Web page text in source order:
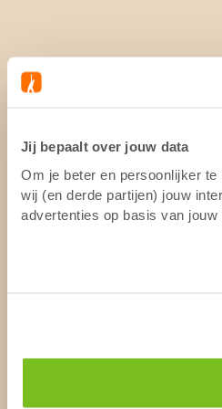
Jij bepaalt over jouw data
Om je beter en persoonlijker
wij (en derde partijen) jouw
advertenties op basis van